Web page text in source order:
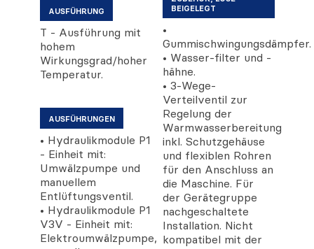
AUSFÜHRUNG
T - Ausführung mit
hohem
Wirkungsgrad/hoher
Temperatur.
AUSFÜHRUNGEN
• Hydraulikmodule P1
- Einheit mit:
Umwälzpumpe und
manuellem
Entlüftungsventil.
• Hydraulikmodule P1
V3V - Einheit mit:
Elektroumwälzpumpe,
BEIGELEGT
•
Gummischwingungsdämpfer.
• Wasser-filter und -
hähne.
• 3-Wege-
Verteilventil zur
Regelung der
Warmwasserbereitung
inkl. Schutzgehäuse
und flexiblen Rohren
für den Anschluss an
die Maschine. Für
der Gerätegruppe
nachgeschaltete
Installation. Nicht
kompatibel mit der